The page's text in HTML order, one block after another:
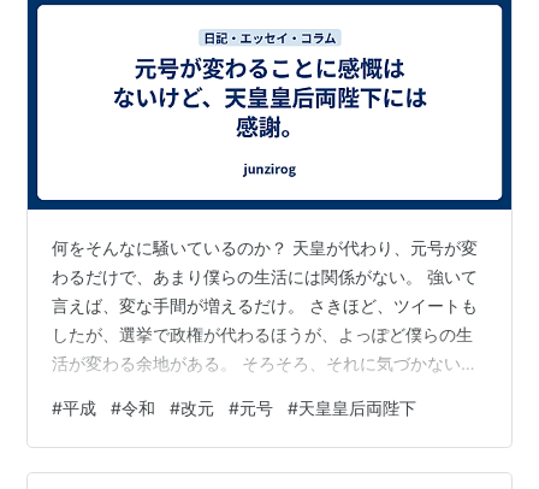
何をそんなに騒いているのか？ 天皇が代わり、元号が変
わるだけで、あまり僕らの生活には関係がない。 強いて
言えば、変な手間が増えるだけ。 さきほど、ツイートも
したが、選挙で政権が代わるほうが、よっぽど僕らの生
活が変わる余地がある。 そろそろ、それに気づかない
民に気づかせるために陛下が行った策ではないか？とさ
え思う。 そんな風に、 誰よりも国民の生活に寄り添わな
いといけなかったのに、寄り添わなかったしょうもない
#平成 #令和 #改元 #元号 #天皇皇后両陛下